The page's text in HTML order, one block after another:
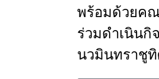
พร้อมด้วยคณ
ร่วมดำเนินกิ
นวมินทราชู